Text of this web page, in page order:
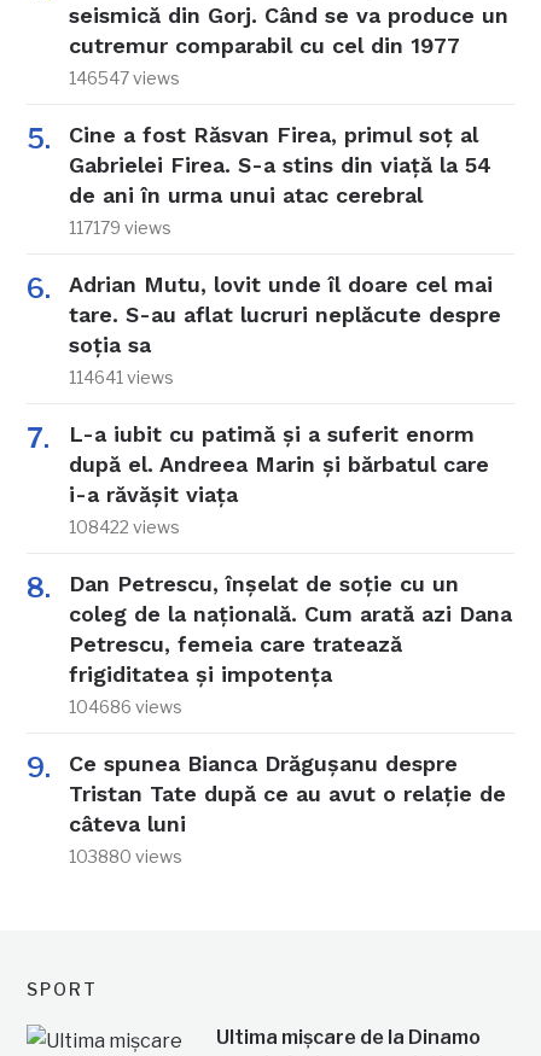
seismică din Gorj. Când se va produce un
cutremur comparabil cu cel din 1977
146547 views
Cine a fost Răsvan Firea, primul soț al
Gabrielei Firea. S-a stins din viață la 54
de ani în urma unui atac cerebral
117179 views
Adrian Mutu, lovit unde îl doare cel mai
tare. S-au aflat lucruri neplăcute despre
soția sa
114641 views
L-a iubit cu patimă și a suferit enorm
după el. Andreea Marin și bărbatul care
i-a răvășit viața
108422 views
Dan Petrescu, înșelat de soție cu un
coleg de la națională. Cum arată azi Dana
Petrescu, femeia care tratează
frigiditatea și impotența
104686 views
Ce spunea Bianca Drăgușanu despre
Tristan Tate după ce au avut o relație de
câteva luni
103880 views
SPORT
Ultima mișcare de la Dinamo